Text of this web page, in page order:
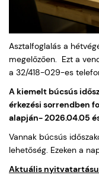
Asztalfoglalás a
megelőzően. Ezt a
a 32/418-029-es
A kiemelt búcsús
érkezési sorrendben
alapján- 2026.04.05
Vannak búcsús
lehetőség. Ezeken a
Aktuális